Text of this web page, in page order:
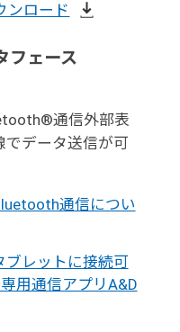
ンロード
フェース
通信外部表
でデータ送信が可
通信につい
ブレットに接続可
用通信アプリA&D